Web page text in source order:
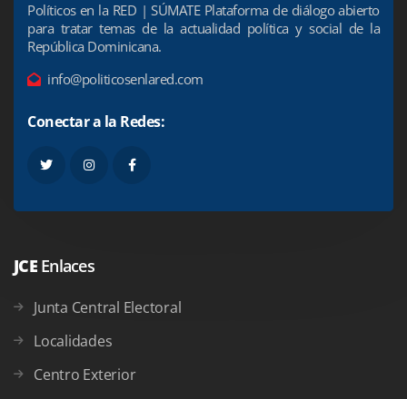
Políticos en la RED | SÚMATE Plataforma de diálogo abierto
para tratar temas de la actualidad política y social de la
República Dominicana.
info@politicosenlared.com
Conectar a la Redes:
JCE Enlaces
Junta Central Electoral
Localidades
Centro Exterior